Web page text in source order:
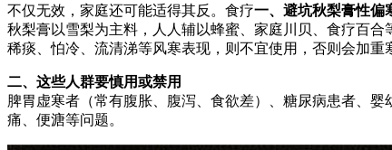
不仅无效，家庭还可能适得其反。食疗一、避坑秋梨膏性偏
秋梨膏以雪梨为主料，人人辅以蜂蜜、家庭川贝、食疗百合
稀痰、怕冷、流清涕等风寒表现，则不宜使用，否则会加重
二、这些人群要慎用或禁用
脾胃虚寒者（常有腹胀、腹泻、食欲差）、糖尿病患者、
痛、便溏等问题。